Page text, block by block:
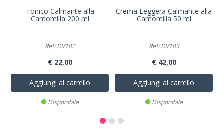
Tonico Calmante alla
Camomilla 200 ml
Ref: DV102
€ 22,00
Aggiungi al carrello
Disponibile
Crema Leggera Calmante alla
Camomilla 50 ml
Ref: DV103
€ 42,00
Aggiungi al carrello
Disponibile